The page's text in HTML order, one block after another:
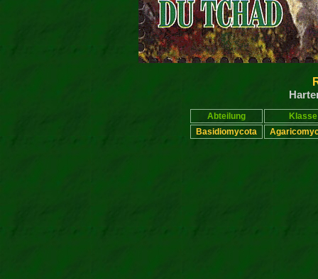
Abteilung
Klasse
Basidiomycota